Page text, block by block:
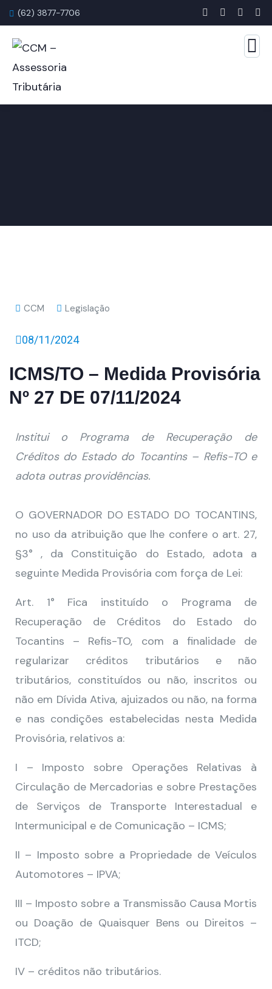
(62) 3877-7706
CCM Legislação
08/11/2024
ICMS/TO – Medida Provisória
Nº 27 DE 07/11/2024
Institui o Programa de Recuperação de
Créditos do Estado do Tocantins – Refis-TO e
adota outras providências.
O GOVERNADOR DO ESTADO DO TOCANTINS,
no uso da atribuição que lhe confere o art. 27,
§3° , da Constituição do Estado, adota a
seguinte Medida Provisória com força de Lei:
Art. 1° Fica instituído o Programa de
Recuperação de Créditos do Estado do
Tocantins – Refis-TO, com a finalidade de
regularizar créditos tributários e não
tributários, constituídos ou não, inscritos ou
não em Dívida Ativa, ajuizados ou não, na forma
e nas condições estabelecidas nesta Medida
Provisória, relativos a:
I – Imposto sobre Operações Relativas à
Circulação de Mercadorias e sobre Prestações
de Serviços de Transporte Interestadual e
Intermunicipal e de Comunicação – ICMS;
II – Imposto sobre a Propriedade de Veículos
Automotores – IPVA;
III – Imposto sobre a Transmissão Causa Mortis
ou Doação de Quaisquer Bens ou Direitos –
ITCD;
IV – créditos não tributários.